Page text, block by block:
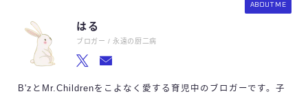
ABOUT ME
はる
ブロガー / 永遠の厨二病
B'zとMr.Childrenをこよなく愛する育児中のブロガーです。子